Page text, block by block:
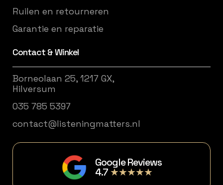
Ruilen en retourneren
Garantie en reparatie
Contact & Winkel
Borneolaan 25, 1217 GX,
Hilversum
035 785 5397
contact@listeningmatters.nl
Google Reviews
4.7★★★★★